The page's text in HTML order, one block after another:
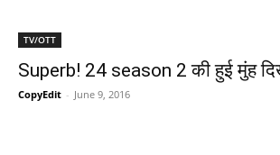
TV/OTT
Superb! 24 season 2 की हुई मुंह
CopyEdit - June 9, 2016